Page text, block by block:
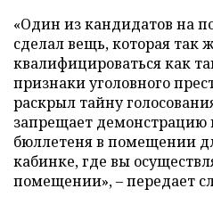
«Один из кандидатов на
сделал вещь, которая так
квалифицироваться как
признаки уголовного
раскрыл тайну
запрещает демонстрацию
бюллетеня в помещении
кабинке, где вы
помещении», – передает